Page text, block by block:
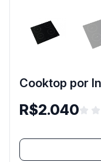
Cooktop por
R$2.040